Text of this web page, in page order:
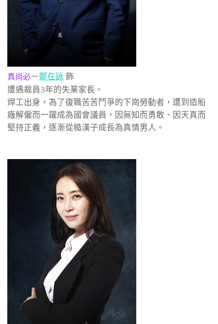
真尚必－鄭在詠 飾
遭遇裁員3年的失業家長。
焊工出身，為了復職苦苦鬥爭的下崗勞動者，遭到造船
廠解僱而一躍成為國會議員，因無知而勇敢、因天真而
堅持正義，逐漸從糙漢子成長為真情男人。